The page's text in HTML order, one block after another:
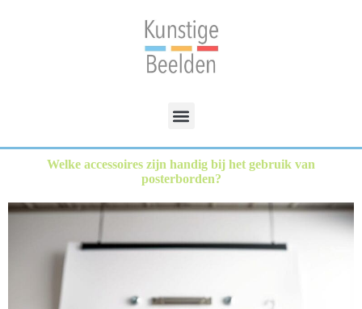
Welke accessoires zijn handig bij het gebruik van
posterborden?